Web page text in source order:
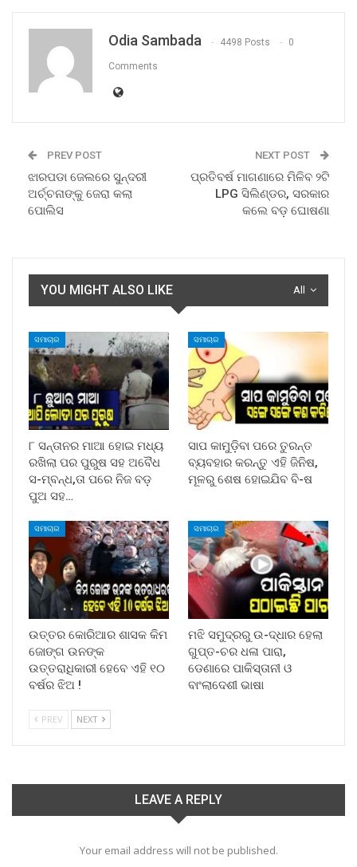
Odia Sambada 4498 Posts 0
Comments
PREV POST
ଝାରପଡା ଜେଲରେ ସୁନ୍ଦରୀ
ଅର୍ଚ୍ଚନାଙ୍କୁ ଜେରା କଲା
ପୋଲିସ
NEXT POST
ପ୍ରତିବର୍ଷ ମାଗଣାରେ ମିଳିବ ୨ଟି
LPG ସିଲିଣ୍ଡର, ସରକାର
କଲେ ବଡ଼ ଘୋଷଣା
All
YOU MIGHT ALSO LIKE
ସମାଚାର
୮ ସନ୍ତାନର ମାଆ ହୋଇ ମଧ୍ୟ
ରଖିଲା ପର ପୁରୁଷ ସହ ଅବୈଧ
ସ-ମ୍ବନ୍ଧ,ତା ପରେ ନିଜ ବଡ଼
ପୁଅ ସହ…
ସମାଚାର
ସାପ କାମୁଡ଼ିବା ପରେ ତୁରନ୍ତ
ବ୍ୟବହାର କରନ୍ତୁ ଏହି ଜିନିଷ,
ମୂଳରୁ ଶେଷ ହୋଇଯିବ ବି-ଷ
ସମାଚାର
ଉତ୍ତର କୋରିଆର ଶାସକ କିମ
ଜୋଙ୍ଗ ଉନଙ୍କ
ଉତ୍ତରାଧିକାରୀ ହେବେ ଏହି ୧୦
ବର୍ଷର ଝିଅ !
ସମାଚାର
ମଝି ସମୁଦ୍ରରୁ ଉ-ଦ୍ଧାର ହେଲା
ଗୁପ୍ତ-ଚର ଧଳା ପାରା,
ଡେଣାରେ ପାକିସ୍ତାନୀ ଓ
ବାଂଲାଦେଶୀ ଭାଷା
PREV NEXT
LEAVE A REPLY
Your email address will not be published.